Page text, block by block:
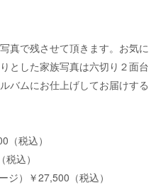
真で残させて頂きます。お気に
とした家族写真は六切り２面台
バムにお仕上げしてお届けする
（税込）
込）
ジ）￥27,500（税込）